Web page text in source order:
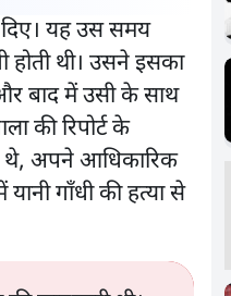
यह उस समय
होती थी। उसने इसका
बाद में उसी के साथ
की रिपोर्ट के
थे, अपने आधिकारिक
गाँधी की हत्या से